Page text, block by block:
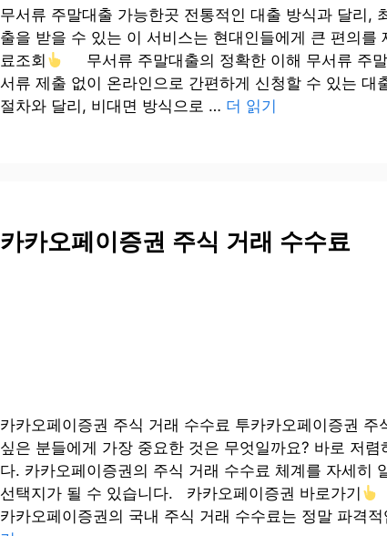
무서류 주말대출 가능한곳 전통적인 대출 방식과 달리,
출을 받을 수 있는 이 서비스는 현대인들에게 큰 편의
료조회
무서류 주말대출의 정확한 이해 무서류 주
서류 제출 없이 온라인으로 간편하게 신청할 수 있는 대
절차와 달리, 비대면 방식으로 … 더 읽기
카카오페이증권 주식 거래 수수료
카카오페이증권 주식 거래 수수료 투카카오페이증권
싶은 분들에게 가장 중요한 것은 무엇일까요? 바로 저
다. 카카오페이증권의 주식 거래 수수료 체계를 자세히
선택지가 될 수 있습니다. 카카오페이증권 바로가기
카카오페이증권의 국내 주식 거래 수수료는 정말 파격